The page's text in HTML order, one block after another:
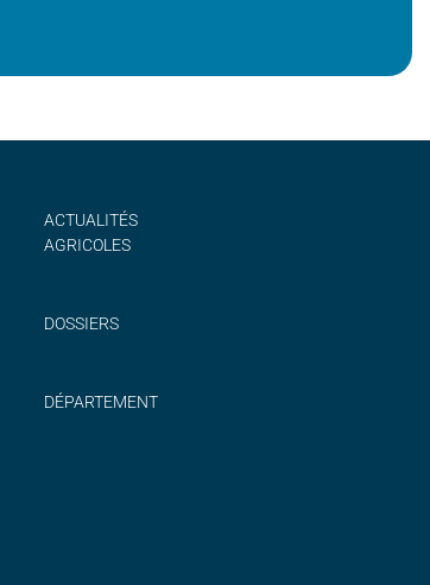
ACTUALITÉS
AGRICOLES
DOSSIERS
DÉPARTEMENT